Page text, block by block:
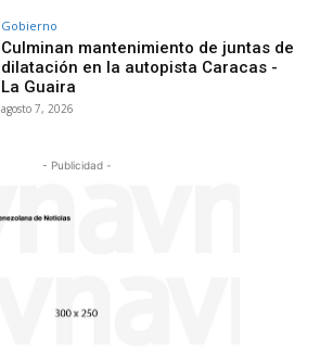
Gobierno
Culminan mantenimiento de juntas de
dilatación en la autopista Caracas -
La Guaira
agosto 7, 2026
- Publicidad -